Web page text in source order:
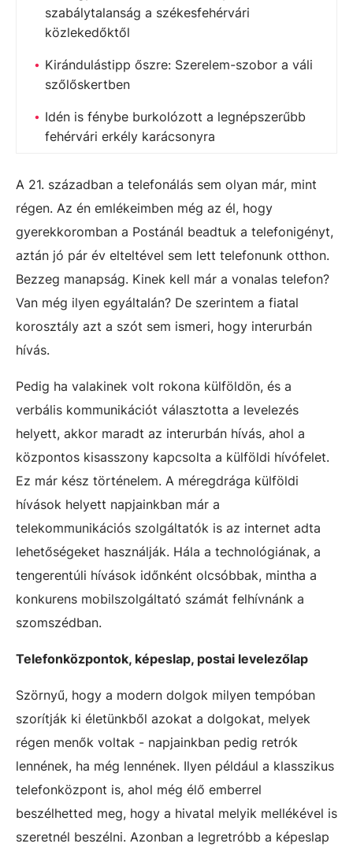
szabálytalanság a székesfehérvári
közlekedőktől
Kirándulástipp őszre: Szerelem-szobor a váli
szőlőskertben
Idén is fénybe burkolózott a legnépszerűbb
fehérvári erkély karácsonyra
A 21. században a telefonálás sem olyan már, mint
régen. Az én emlékeimben még az él, hogy
gyerekkoromban a Postánál beadtuk a telefonigényt,
aztán jó pár év elteltével sem lett telefonunk otthon.
Bezzeg manapság. Kinek kell már a vonalas telefon?
Van még ilyen egyáltalán? De szerintem a fiatal
korosztály azt a szót sem ismeri, hogy interurbán
hívás.
Pedig ha valakinek volt rokona külföldön, és a
verbális kommunikációt választotta a levelezés
helyett, akkor maradt az interurbán hívás, ahol a
központos kisasszony kapcsolta a külföldi hívófelet.
Ez már kész történelem. A méregdrága külföldi
hívások helyett napjainkban már a
telekommunikációs szolgáltatók is az internet adta
lehetőségeket használják. Hála a technológiának, a
tengerentúli hívások időnként olcsóbbak, mintha a
konkurens mobilszolgáltató számát felhívnánk a
szomszédban.
Telefonközpontok, képeslap, postai levelezőlap
Szörnyű, hogy a modern dolgok milyen tempóban
szorítják ki életünkből azokat a dolgokat, melyek
régen menők voltak - napjainkban pedig retrók
lennének, ha még lennének. Ilyen például a klasszikus
telefonközpont is, ahol még élő emberrel
beszélhetted meg, hogy a hivatal melyik mellékével is
szeretnél beszélni. Azonban a legretróbb a képeslap